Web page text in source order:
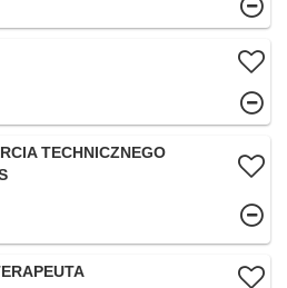
TECHNICZNEGO